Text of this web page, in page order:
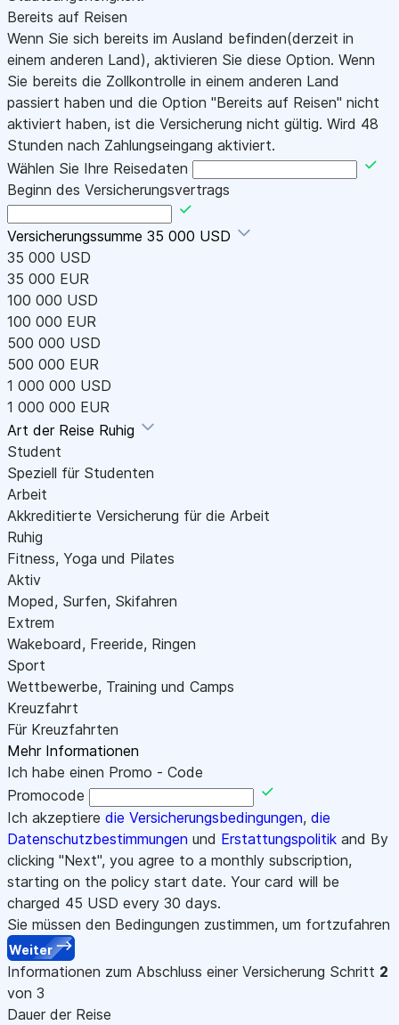
Bereits auf Reisen
Wenn Sie sich bereits im Ausland befinden(derzeit in
einem anderen Land), aktivieren Sie diese Option. Wenn
Sie bereits die Zollkontrolle in einem anderen Land
passiert haben und die Option "Bereits auf Reisen" nicht
aktiviert haben, ist die Versicherung nicht gültig. Wird 48
Stunden nach Zahlungseingang aktiviert.
Wählen Sie Ihre Reisedaten
Beginn des Versicherungsvertrags
Versicherungssumme 35 000 USD
35 000 USD
35 000 EUR
100 000 USD
100 000 EUR
500 000 USD
500 000 EUR
1 000 000 USD
1 000 000 EUR
Art der Reise Ruhig
Student
Speziell für Studenten
Arbeit
Akkreditierte Versicherung für die Arbeit
Ruhig
Fitness, Yoga und Pilates
Aktiv
Moped, Surfen, Skifahren
Extrem
Wakeboard, Freeride, Ringen
Sport
Wettbewerbe, Training und Camps
Kreuzfahrt
Für Kreuzfahrten
Mehr Informationen
Ich habe einen Promo - Code
Promocode
Ich akzeptiere die Versicherungsbedingungen, die
Datenschutzbestimmungen und Erstattungspolitik and By
clicking "Next", you agree to a monthly subscription,
starting on the policy start date. Your card will be
charged 45 USD every 30 days.
Sie müssen den Bedingungen zustimmen, um fortzufahren
Weiter
Informationen zum Abschluss einer Versicherung Schritt 2
von 3
Dauer der Reise